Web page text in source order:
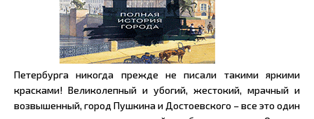
Петербурга никогда прежде не писали такими яркими
красками! Великолепный и убогий, жестокий, мрачный и
возвышенный, город Пушкина и Достоевского – все это один